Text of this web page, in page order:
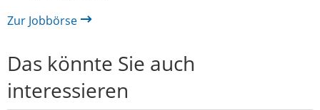
Zur Jobbörse
Das könnte Sie auch
interessieren